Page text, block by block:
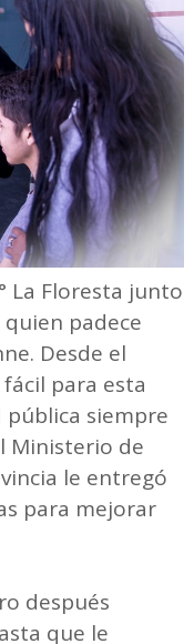
La Floresta junto
padece
Desde el
para esta
siempre
Ministerio de
le entregó
para mejorar
después
que le